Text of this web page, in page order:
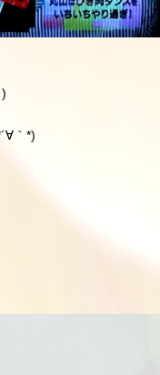
｀*)